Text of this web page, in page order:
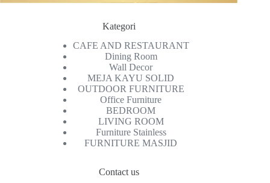
Kategori
CAFE AND RESTAURANT
Dining Room
Wall Decor
MEJA KAYU SOLID
OUTDOOR FURNITURE
Office Furniture
BEDROOM
LIVING ROOM
Furniture Stainless
FURNITURE MASJID
Contact us